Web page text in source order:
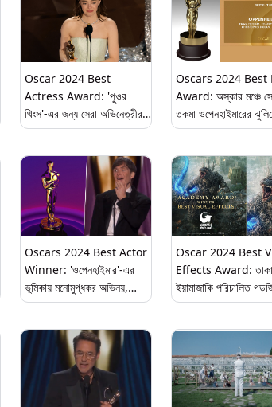
Oscar 2024 Best
Actress Award: 'পুওর
থিংস'-এর জন্য সেরা অভিনেত্রীর
অস্কার জিতলেন এমা স্টোন,
ইতিহাস (দেখুন টুইট)
Oscars 2024 Best
Award: অস্কার মঞ্চে
তকমা ওপেনহাইমারের
আরও ৭টি বিভাগে এল
Oscars 2024 Best Actor
Winner: 'ওপেনহাইমার'-এর
ভূমিকায় মনোমুগ্ধকর অভিনয়,
অস্কারের মঞ্চে সেরা অভিনেতার
(দেখুন টুইট)
Oscar 2024 Best
Effects Award:
ইয়ামাজাকি পরিচালিত
মাইনাস ওয়ানের ঝুলিতে